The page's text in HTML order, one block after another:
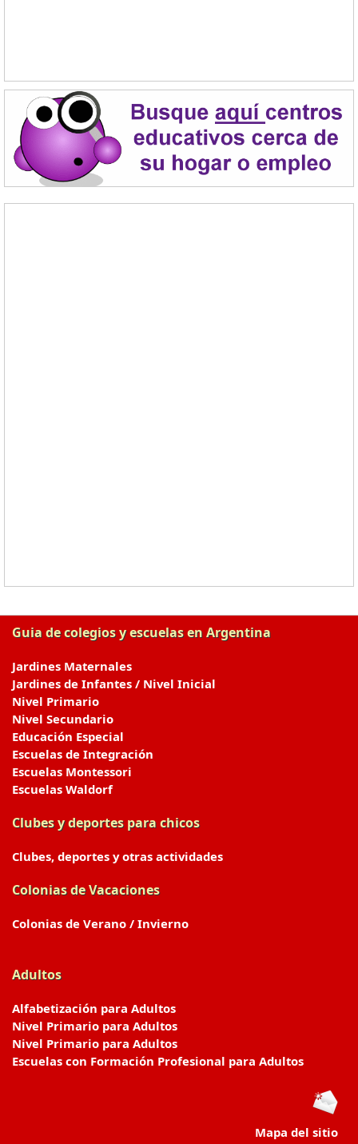
Guia de colegios y escuelas en Argentina
Jardines Maternales
Jardines de Infantes / Nivel Inicial
Nivel Primario
Nivel Secundario
Educación Especial
Escuelas de Integración
Escuelas Montessori
Escuelas Waldorf
Clubes y deportes para chicos
Clubes, deportes y otras actividades
Colonias de Vacaciones
Colonias de Verano / Invierno
Adultos
Alfabetización para Adultos
Nivel Primario para Adultos
Nivel Primario para Adultos
Escuelas con Formación Profesional para Adultos
Mapa del sitio